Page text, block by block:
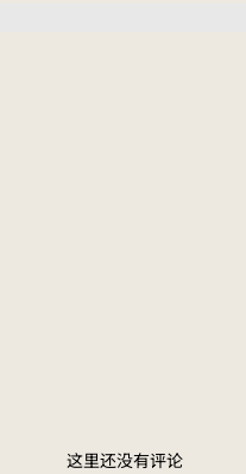
这里还没有评论